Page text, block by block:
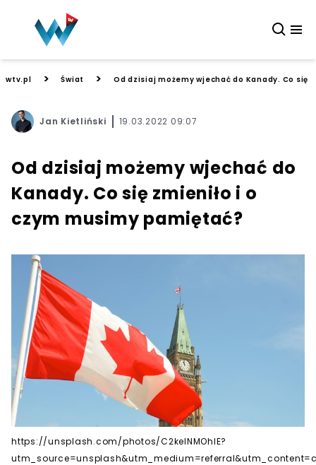
wtv.pl > Świat > Od dzisiaj możemy wjechać do Kanady. Co się
Jan Kietliński 19.03.2022 09:07
Od dzisiaj możemy wjechać do
Kanady. Co się zmieniło i o
czym musimy pamiętać?
https://unsplash.com/photos/C2keINMOhIE?